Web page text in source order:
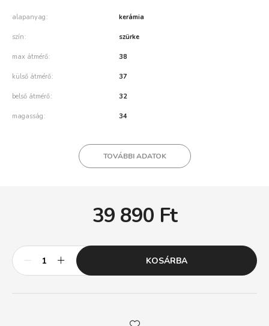
alapanyag kerámia
szín szürke
max átmérő 38
külső átmérő 37
belső átmérő 32
magasság 34
TOVÁBBI ADATOK
39 890 Ft
KOSÁRBA